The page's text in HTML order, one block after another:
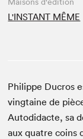
L'INSTANT MÊME
Philippe Ducros
vingtaine de
Autodidacte, sa
aux quatre coins